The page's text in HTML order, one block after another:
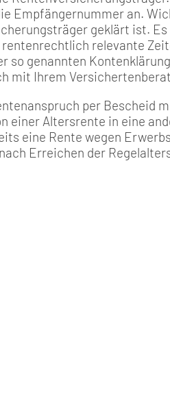
Empfängernummer an.
geklärt ist.
relevante
so genannten
mit Ihrem
per Bescheid
einer Altersrente in eine
eine Rente wegen
Erreichen der